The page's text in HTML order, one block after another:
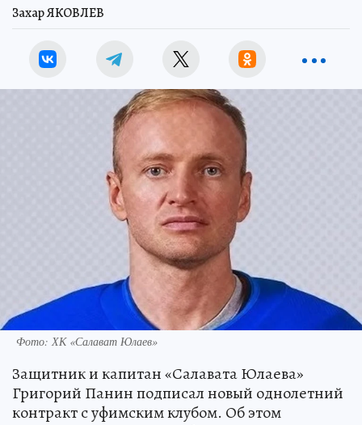
Захар ЯКОВЛЕВ
Фото: ХК «Салават Юлаев»
Защитник и капитан «Салавата Юлаева»
Григорий Панин подписал новый однолетний
контракт с уфимским клубом. Об этом